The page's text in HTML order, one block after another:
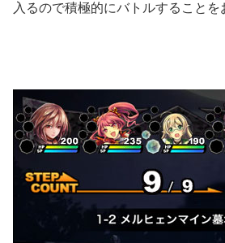
入るので積極的にバトルすることを